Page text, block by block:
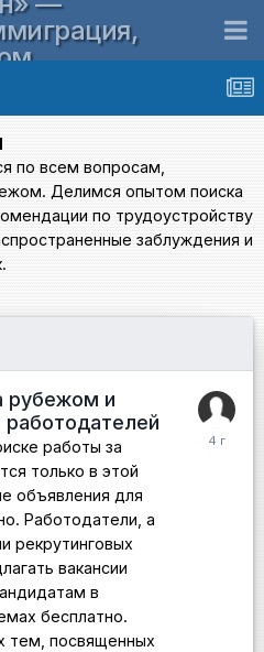
по всем вопросам,
Делимся опытом поиска
по трудоустройству
заблуждения и
рубежом и
работы за
только в этой
объявления для
Работодатели, а
рекрутинговых
вакансии
в
бесплатно.
тем, посвященных